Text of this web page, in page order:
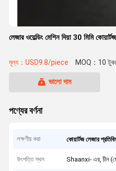
লেজার ওয়েল্ডিং মেশিন দিয়া 30 মিমি
মূল্য：USD9.8/piece MOQ：10
ভালো দাম
পণ্যের বর্ণনা
লক্ষণীয় করা কোয়ার্টজ লেজার
উৎপত্তি স্থল Shaanxi- এর, চীন